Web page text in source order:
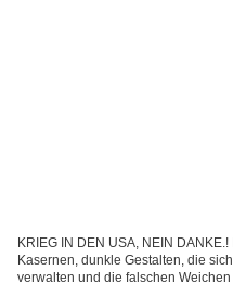
KRIEG IN DEN USA, NEIN
Kasernen, dunkle Gestalten, die
verwalten und die falschen